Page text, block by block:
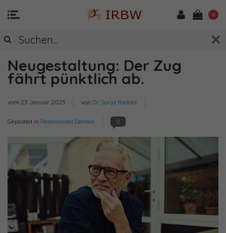
0
Neugestaltung: Der Zug
fährt pünktlich ab.
vom 23 Januar 2025 von Dr. Sonja Radatz
Geposted in Relationales Denken 0